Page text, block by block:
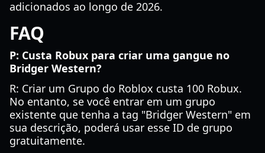
adicionados ao longo de 2026.
FAQ
P: Custa Robux para criar uma gangue no
Bridger Western?
R: Criar um Grupo do Roblox custa 100 Robux.
No entanto, se você entrar em um grupo
existente que tenha a tag "Bridger Western" em
sua descrição, poderá usar esse ID de grupo
gratuitamente.